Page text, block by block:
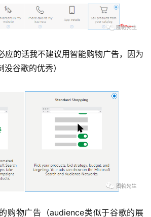
应的话我不建议用智能购物广告，因为
谷歌的优秀）
购物广告（audience类似于谷歌的展